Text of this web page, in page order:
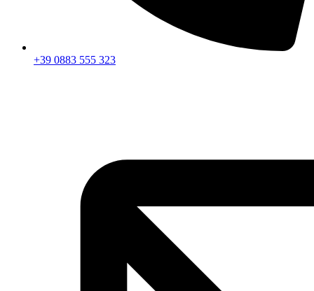
+39 0883 555 323